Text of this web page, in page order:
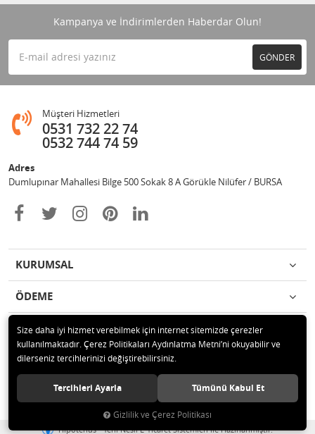
Kampanya ve İndirimlerden Haberdar Olun!
GÖNDER
Müşteri Hizmetleri
0531 732 22 74
0532 744 74 59
Adres
Dumlupınar Mahallesi Bilge 500 Sokak 8 A Görükle Nilüfer / BURSA
KURUMSAL
ÖDEME
İLETİŞİM
© 2020 MAG OTOMOTİV Tüm hakları saklıdır.
Hipotenüs Yeni Nesil E-Ticaret Sistemleri ile Hazırlanmıştır.
Size daha iyi hizmet verebilmek için internet sitemizde çerezler
kullanılmaktadır. Çerez Politikaları Aydınlatma Metni’ni okuyabilir ve
dilerseniz tercihlerinizi değiştirebilirsiniz.
Tercihleri Ayarla Tümünü Kabul Et
Gizlilik ve Çerez Politikası